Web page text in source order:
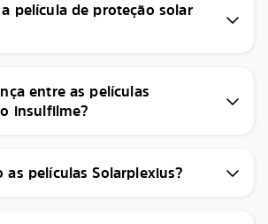
película de proteção solar
entre as películas
insulfilme?
as películas Solarplexius?